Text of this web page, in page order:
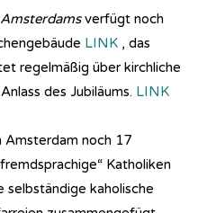
verfügt noch
LINK , das
regelmäßig über kirchliche
des Jubiläums. LINK
Amsterdam noch 17
Katholiken
selbständige kaholische